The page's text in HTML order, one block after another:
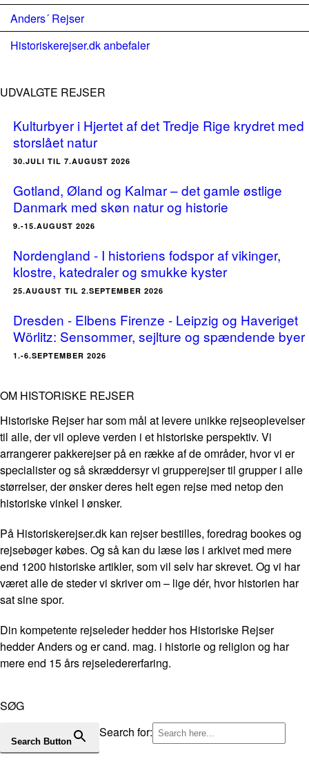
Anders´ Rejser
Historiskerejser.dk anbefaler
UDVALGTE REJSER
Kulturbyer i Hjertet af det Tredje Rige krydret med
storslået natur
30.JULI TIL 7.AUGUST 2026
Gotland, Øland og Kalmar – det gamle østlige
Danmark med skøn natur og historie
9.-15.AUGUST 2026
Nordengland - I historiens fodspor af vikinger,
klostre, katedraler og smukke kyster
25.AUGUST TIL 2.SEPTEMBER 2026
Dresden - Elbens Firenze - Leipzig og Haveriget
Wörlitz: Sensommer, sejlture og spændende byer
1.-6.SEPTEMBER 2026
OM HISTORISKE REJSER
Historiske Rejser har som mål at levere unikke rejseoplevelser
til alle, der vil opleve verden i et historiske perspektiv. Vi
arrangerer pakkerejser på en række af de områder, hvor vi er
specialister og så skræddersyr vi grupperejser til grupper i alle
størrelser, der ønsker deres helt egen rejse med netop den
historiske vinkel I ønsker.
På Historiskerejser.dk kan rejser bestilles, foredrag bookes og
rejsebøger købes. Og så kan du læse løs i arkivet med mere
end 1200 historiske artikler, som vil selv har skrevet. Og vi har
været alle de steder vi skriver om – lige dér, hvor historien har
sat sine spor.
Din kompetente rejseleder hedder hos Historiske Rejser
hedder Anders og er cand. mag. i historie og religion og har
mere end 15 års rejseledererfaring.
SØG
Search for:
Search Button